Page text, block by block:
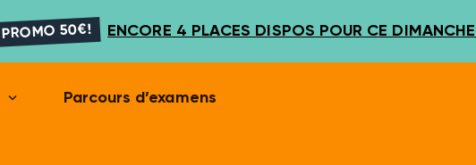
PROMO 50€! ENCORE 4 PLACES DISPOS POUR CE
expand_more Parcours d’examens